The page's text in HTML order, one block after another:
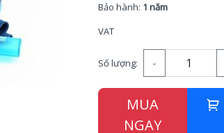
Bảo hành: 1 năm
VAT
Số lượng: -
MUA
NGAY